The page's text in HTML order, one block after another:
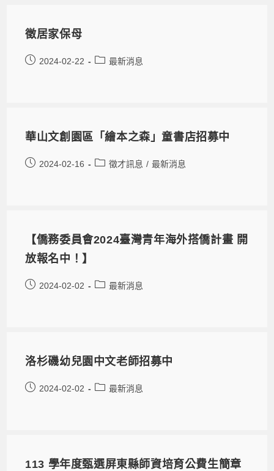
徵居家保母​
2024-02-22 最新消息
華山文創園區「繪本之森」童書店招募中
2024-02-16 徵才訊息 / 最新消息
【僑務委員會2024臺灣青年海外搭僑計畫 開
放報名中！】
2024-02-02 最新消息
洛杉磯幼兒園中文老師招募中
2024-02-02 最新消息
113 學年度甄選屏東縣師資培育公費生簡章